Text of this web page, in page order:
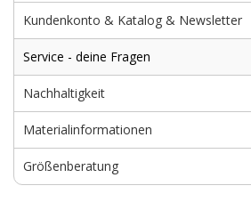
Kundenkonto & Katalog & Newsletter
Service - deine Fragen
Nachhaltigkeit
Materialinformationen
Größenberatung